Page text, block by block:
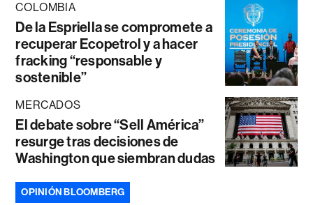
COLOMBIA
De la Espriella se compromete a
recuperar Ecopetrol y a hacer
fracking “responsable y
sostenible”
MERCADOS
El debate sobre “Sell América”
resurge tras decisiones de
Washington que siembran dudas
OPINIÓN BLOOMBERG